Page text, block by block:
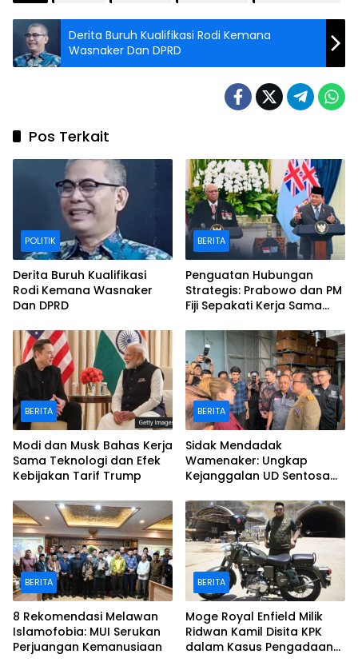
Derita Buruh Kualifikasi Rodi Kemana
Wasnaker Dan DPRD
Pos Terkait
POLITIK
Derita Buruh Kualifikasi
Rodi Kemana Wasnaker
Dan DPRD
BERITA
Penguatan Hubungan
Strategis: Prabowo dan PM
Fiji Sepakati Kerja Sama
BERITA
Modi dan Musk Bahas Kerja
Sama Teknologi dan Efek
Kebijakan Tarif Trump
BERITA
Sidak Mendadak
Wamenaker: Ungkap
Kejanggalan UD Sentosa
Penahanan Ijazah
Karyawan
BERITA
8 Rekomendasi Melawan
Islamofobia: MUI Serukan
Perjuangan Kemanusiaan
BERITA
Moge Royal Enfield Milik
Ridwan Kamil Disita KPK
dalam Kasus Pengadaan